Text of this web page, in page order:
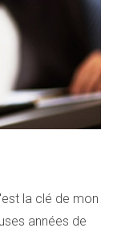
la clé de mon
années de